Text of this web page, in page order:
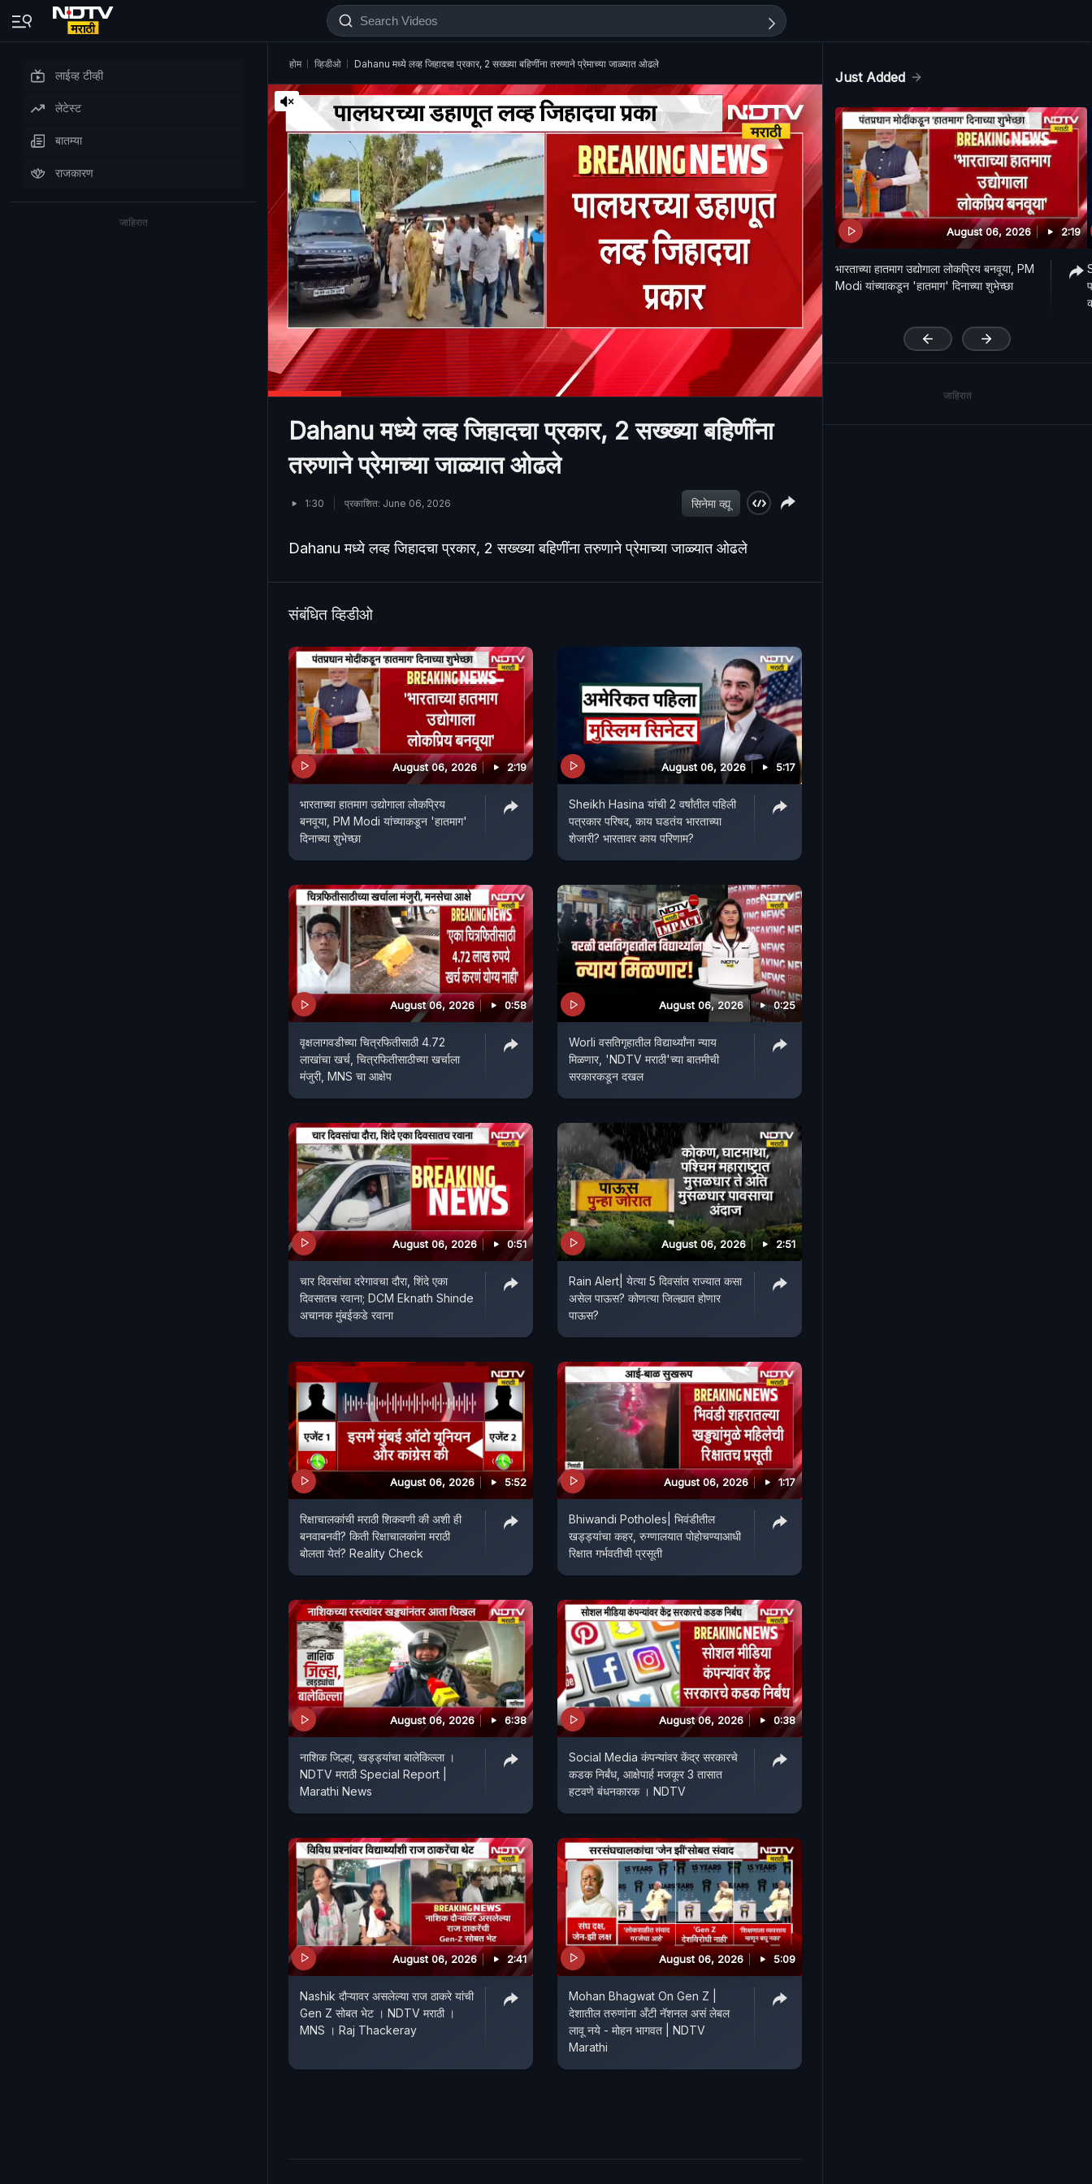
लाईव्ह टीव्ही
लेटेस्ट
बातम्या
राजकारण
जाहिरात
होम व्हिडीओ Dahanu मध्ये लव्ह जिहादचा प्रकार, 2 सख्ख्या बहिणींना तरुणाने प्रेमाच्या जाळ्यात ओढले
Dahanu मध्ये लव्ह जिहादचा प्रकार, 2 सख्ख्या बहिणींना
तरुणाने प्रेमाच्या जाळ्यात ओढले
1:30 प्रकाशित: June 06, 2026 सिनेमा व्ह्यू
Dahanu मध्ये लव्ह जिहादचा प्रकार, 2 सख्ख्या बहिणींना तरुणाने प्रेमाच्या जाळ्यात ओढले
संबंधित व्हिडीओ
August 06, 2026 2:19
भारताच्या हातमाग उद्योगाला लोकप्रिय
बनवूया, PM Modi यांच्याकडून 'हातमाग'
दिनाच्या शुभेच्छा
August 06, 2026 5:17
Sheikh Hasina यांची 2 वर्षांतील पहिली
पत्रकार परिषद, काय घडतंय भारताच्या
शेजारी? भारतावर काय परिणाम?
August 06, 2026 0:58
वृक्षलागवडीच्या चित्रफितीसाठी 4.72
लाखांचा खर्च, चित्रफितीसाठीच्या खर्चाला
मंजुरी, MNS चा आक्षेप
August 06, 2026 0:25
Worli वसतिगृहातील विद्यार्थ्यांना न्याय
मिळणार, 'NDTV मराठी'च्या बातमीची
सरकारकडून दखल
August 06, 2026 0:51
चार दिवसांचा दरेगावचा दौरा, शिंदे एका
दिवसातच रवाना; DCM Eknath Shinde
अचानक मुंबईकडे रवाना
August 06, 2026 2:51
Rain Alert| येत्या 5 दिवसांत राज्यात कसा
असेल पाऊस? कोणत्या जिल्ह्यात होणार
पाऊस?
August 06, 2026 5:52
रिक्षाचालकांची मराठी शिकवणी की अशी ही
बनवाबनवी? किती रिक्षाचालकांना मराठी
बोलता येतं? Reality Check
August 06, 2026 1:17
Bhiwandi Potholes| भिवंडीतील
खड्ड्यांचा कहर, रुग्णालयात पोहोचण्याआधी
रिक्षात गर्भवतीची प्रसूती
August 06, 2026 6:38
नाशिक जिल्हा, खड्ड्यांचा बालेकिल्ला ।
NDTV मराठी Special Report |
Marathi News
August 06, 2026 0:38
Social Media कंपन्यांवर केंद्र सरकारचे
कडक निर्बंध, आक्षेपार्ह मजकूर 3 तासात
हटवणे बंधनकारक । NDTV
August 06, 2026 2:41
Nashik दौऱ्यावर असलेल्या राज ठाकरे यांची
Gen Z सोबत भेट । NDTV मराठी ।
MNS । Raj Thackeray
August 06, 2026 5:09
Mohan Bhagwat On Gen Z |
देशातील तरुणांना अँटी नॅशनल असं लेबल
लावू नये - मोहन भागवत | NDTV
Marathi
Just Added
August 06, 2026 2:19
भारताच्या हातमाग उद्योगाला लोकप्रिय बनवूया, PM
Modi यांच्याकडून 'हातमाग' दिनाच्या शुभेच्छा
जाहिरात